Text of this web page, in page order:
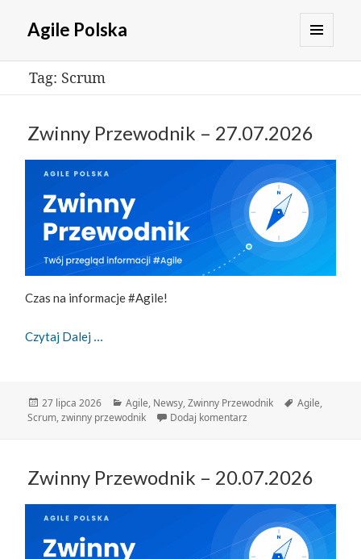
Agile Polska
Tag: Scrum
Zwinny Przewodnik – 27.07.2026
Czas na informacje #Agile!
Czytaj Dalej
Data
publikacji
27 lipca 2026 Kategorie
Agile, Newsy,Zwinny Przewodnik Tagi
Agile,
Scrum,zwinny przewodnik Dodaj komentarz
Zwinny Przewodnik – 20.07.2026